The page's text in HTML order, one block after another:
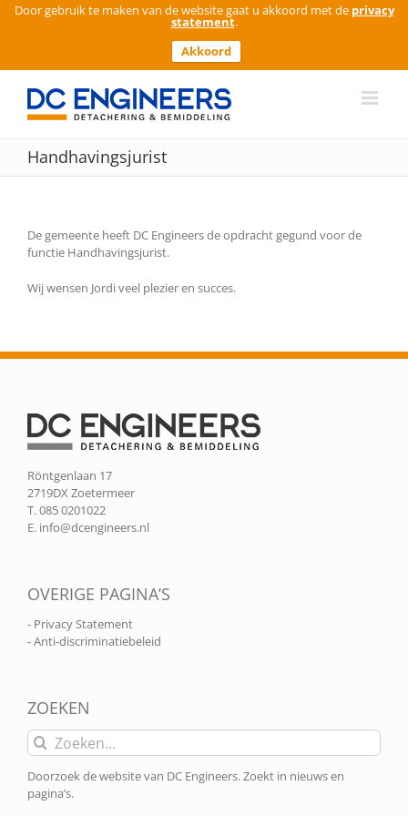
Door gebruik te maken van de website gaat u akkoord met de privacy
statement.
Akkoord
Ga
inhoud
Handhavingsjurist
De gemeente heeft DC Engineers de opdracht gegund voor de
functie Handhavingsjurist.
Wij wensen Jordi veel plezier en succes.
Röntgenlaan 17
2719DX Zoetermeer
T. 085 0201022
E. info@dcengineers.nl
OVERIGE PAGINA’S
- Privacy Statement
- Anti-discriminatiebeleid
ZOEKEN
Zoeken
naar:
Doorzoek de website van DC Engineers. Zoekt in nieuws en
pagina’s.